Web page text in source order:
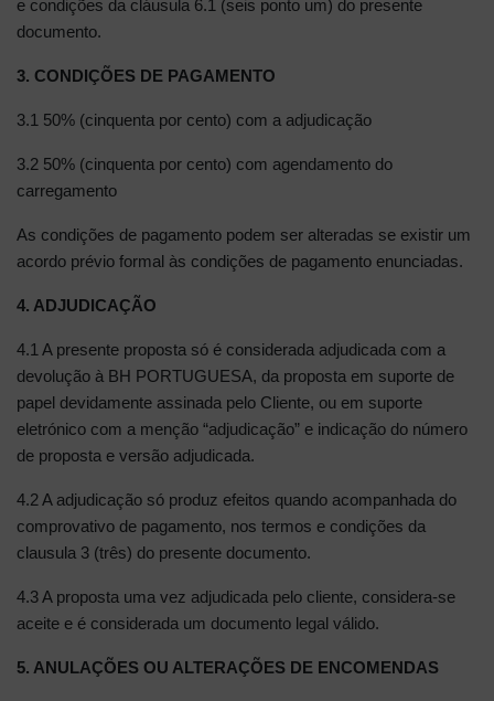
e condições da cláusula 6.1 (seis ponto um) do presente
documento.
3. CONDIÇÕES DE PAGAMENTO
3.1 50% (cinquenta por cento) com a adjudicação
3.2 50% (cinquenta por cento) com agendamento do
carregamento
As condições de pagamento podem ser alteradas se existir um
acordo prévio formal às condições de pagamento enunciadas.
4. ADJUDICAÇÃO
4.1 A presente proposta só é considerada adjudicada com a
devolução à BH PORTUGUESA, da proposta em suporte de
papel devidamente assinada pelo Cliente, ou em suporte
eletrónico com a menção “adjudicação” e indicação do número
de proposta e versão adjudicada.
4.2 A adjudicação só produz efeitos quando acompanhada do
comprovativo de pagamento, nos termos e condições da
clausula 3 (três) do presente documento.
4.3 A proposta uma vez adjudicada pelo cliente, considera-se
aceite e é considerada um documento legal válido.
5. ANULAÇÕES OU ALTERAÇÕES DE ENCOMENDAS